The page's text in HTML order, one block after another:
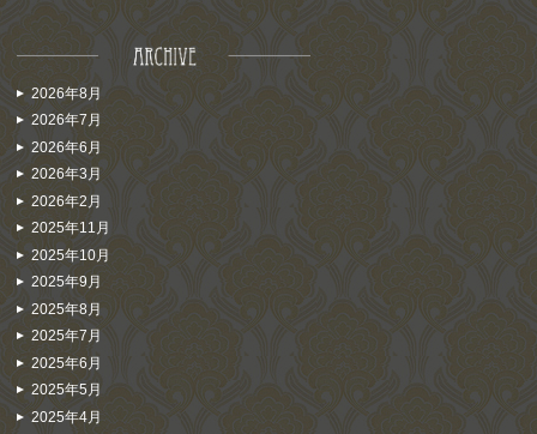
2026年8月
2026年7月
2026年6月
2026年3月
2026年2月
2025年11月
2025年10月
2025年9月
2025年8月
2025年7月
2025年6月
2025年5月
2025年4月